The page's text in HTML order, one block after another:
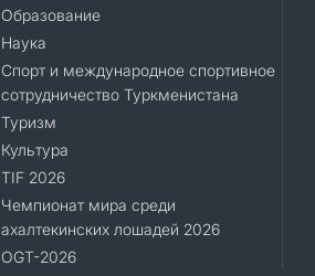
Образование
Наука
Спорт и международное спортивное
сотрудничество Туркменистана
Туризм
Культура
TIF 2026
Чемпионат мира среди
ахалтекинских лошадей 2026
OGT-2026